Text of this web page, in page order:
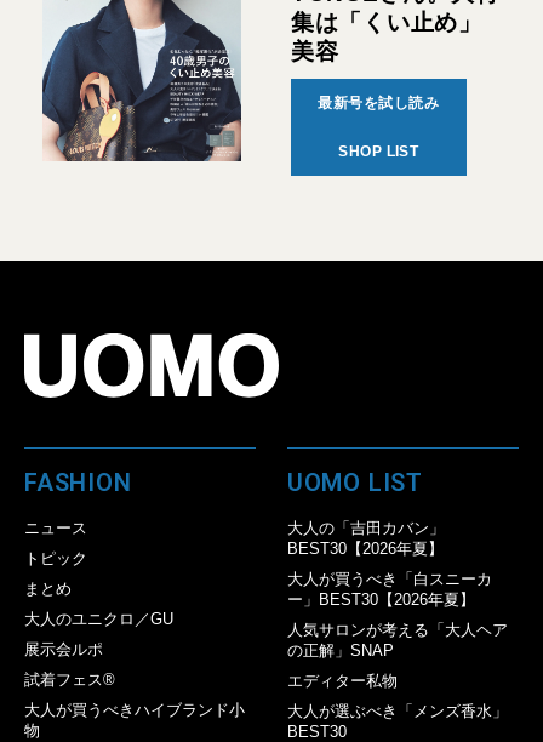
集は「くい止め」
美容
最新号を試し読み
SHOP LIST
FASHION
ニュース
トピック
まとめ
大人のユニクロ／GU
展示会ルポ
試着フェス®︎
大人が買うべきハイブランド小
物
UOMO LIST
大人の「吉田カバン」
BEST30【2026年夏】
大人が買うべき「白スニーカ
ー」BEST30【2026年夏】
人気サロンが考える「大人ヘア
の正解」SNAP
エディター私物
大人が選ぶべき「メンズ香水」
BEST30